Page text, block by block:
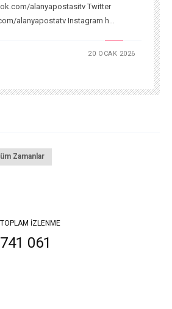
alanyapostasitv Twitter
alanyapostatv Instagram h...
20 OCAK 2026
Zamanlar
TOPLAM İZLENME
741 061